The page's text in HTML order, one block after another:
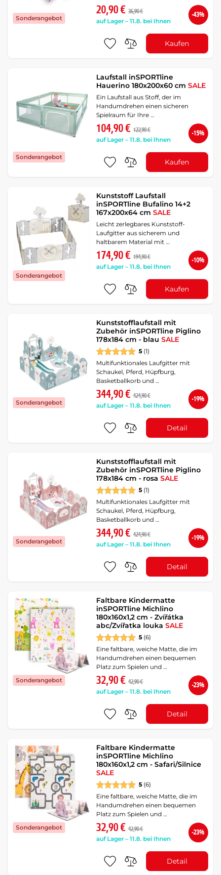
Sonderangebot
20,90 € 36,90 €
auf Lager – 11.8. bei Ihnen
-43%
Kaufen
Sonderangebot
Laufstall inSPORTline
Hauerino 180x200x60 cmSALE
Ein Laufstall aus Stoff, der im
Handumdrehen einen sicheren
Spielraum für Ihre …
104,90 € 122,90 €
auf Lager – 11.8. bei Ihnen
-15%
Kaufen
Sonderangebot
Kunststoff Laufstall
inSPORTline Bufalino 14+2
167x200x64 cmSALE
Leicht zerlegbares Kunststoff-
Laufgitter aus sicherem und
haltbarem Material mit …
174,90 € 194,90 €
auf Lager – 11.8. bei Ihnen
-10%
Kaufen
Sonderangebot
Kunststofflaufstall mit
Zubehör inSPORTline Piglino
178x184 cm - blauSALE
5 (1)
Multifunktionales Laufgitter mit
Schaukel, Pferd, Hüpfburg,
Basketballkorb und …
344,90 € 424,90 €
auf Lager – 11.8. bei Ihnen
-19%
Detail
Sonderangebot
Kunststofflaufstall mit
Zubehör inSPORTline Piglino
178x184 cm - rosaSALE
5 (1)
Multifunktionales Laufgitter mit
Schaukel, Pferd, Hüpfburg,
Basketballkorb und …
344,90 € 424,90 €
auf Lager – 11.8. bei Ihnen
-19%
Detail
Sonderangebot
Faltbare Kindermatte
inSPORTline Michlino
180x160x1,2 cm - Zvířátka
abc/Zvířatka loukaSALE
5 (6)
Eine faltbare, weiche Matte, die im
Handumdrehen einen bequemen
Platz zum Spielen und …
32,90 € 42,90 €
auf Lager – 11.8. bei Ihnen
-23%
Detail
Sonderangebot
Faltbare Kindermatte
inSPORTline Michlino
180x160x1,2 cm - Safari/Silnice
SALE
5 (6)
Eine faltbare, weiche Matte, die im
Handumdrehen einen bequemen
Platz zum Spielen und …
32,90 € 42,90 €
auf Lager – 11.8. bei Ihnen
-23%
Detail